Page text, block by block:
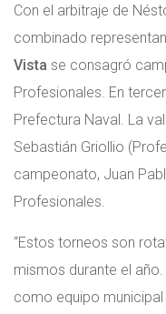
Con el arbitraje de
combinado
Vista se consagró
Profesionales. En
Prefectura Naval. La
Sebastián Griollio
campeonato, Juan
Profesionales.
“Estos torneos son
mismos durante el
como equipo